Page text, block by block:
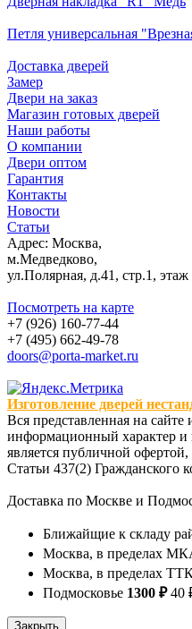
Петля универсальная
Доставка дверей
Замер
Двери на заказ
Магазин готовых дверей
Наши работы
О компании
Двери оптом
Гарантия
Контакты
Новости
Статьи
Адрес: Москва,
м.Медведково,
ул.Полярная, д.41, стр.1,
Посмотреть на карте
+7 (926) 160-77-44
+7 (495) 662-49-78
doors@porta-market.ru
Изготовление дверей
Вся представленная на
информационный характер и
является публичной
Статьи 437(2) Гражданского
Доставка по Москве и
Ближайщие к складу
Москва, в пределах
Москва, в пределах
Подмосковье 1300 ₽40